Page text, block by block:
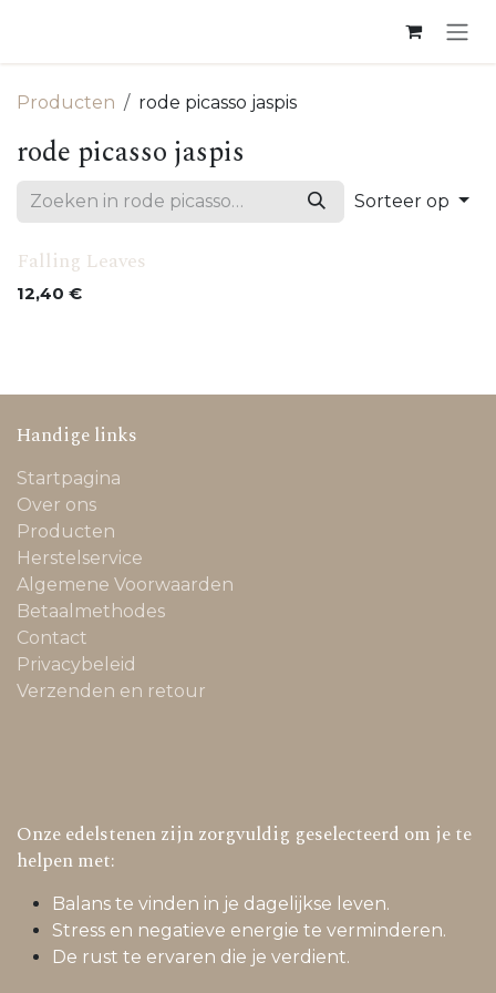
Producten rode picasso jaspis
rode picasso jaspis
Sorteer op
Falling Leaves
12,40 €
Handige links
Startpagina
Over ons
Producten
Herstelservice
Algemene Voorwaarden
Betaalmethodes
Contact
Privacybeleid
Verzenden en retour
Onze edelstenen zijn zorgvuldig geselecteerd om je te
helpen met:
Balans te vinden in je dagelijkse leven.
Stress en negatieve energie te verminderen.
De rust te ervaren die je verdient.